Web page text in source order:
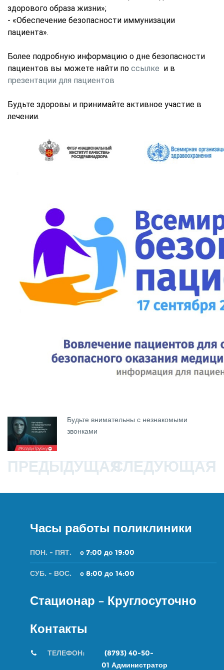
здорового образа жизни»;
- «Обеспечение безопасности иммунизации
пациента».
Более подробную информацию о дне безопасности
пациентов вы можете найти по ссылке и в
презентации для пациентов
Будьте здоровы и принимайте активное участие в
лечении.
Будьте внимательны с незнакомыми
звонками
ПРЕДЫДУЩАЯСЛЕДУЮЩАЯ
Часы работы поликлиники
ПОН. - ПЯТ. с 7:00 до 19:00
СУБ. - ВОС. с 8:00 до 14:00
Стационар – Круглосуточно
Контакты
ТЕЛЕФОН: (8793) 40-50-
01 Администратор